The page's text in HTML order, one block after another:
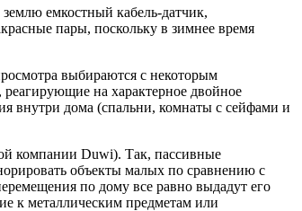
емкостный кабель-датчик,
пары, поскольку в зимнее время
выбираются с некоторым
на характерное двойное
внутри дома (спальни, комнаты с сейфами и
компании Duwi). Так, пассивные
объекты малых по сравнению с
по дому все равно выдадут его
к металлическим предметам или